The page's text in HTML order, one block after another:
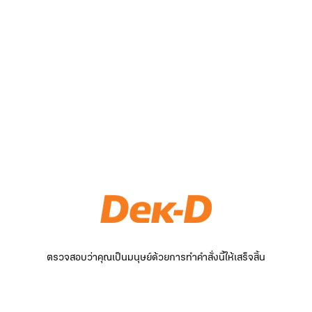
ตรวจสอบว่าคุณเป็นมนุษย์ด้วยการทำคำสั่งนี้ให้เสร็จสิ้น